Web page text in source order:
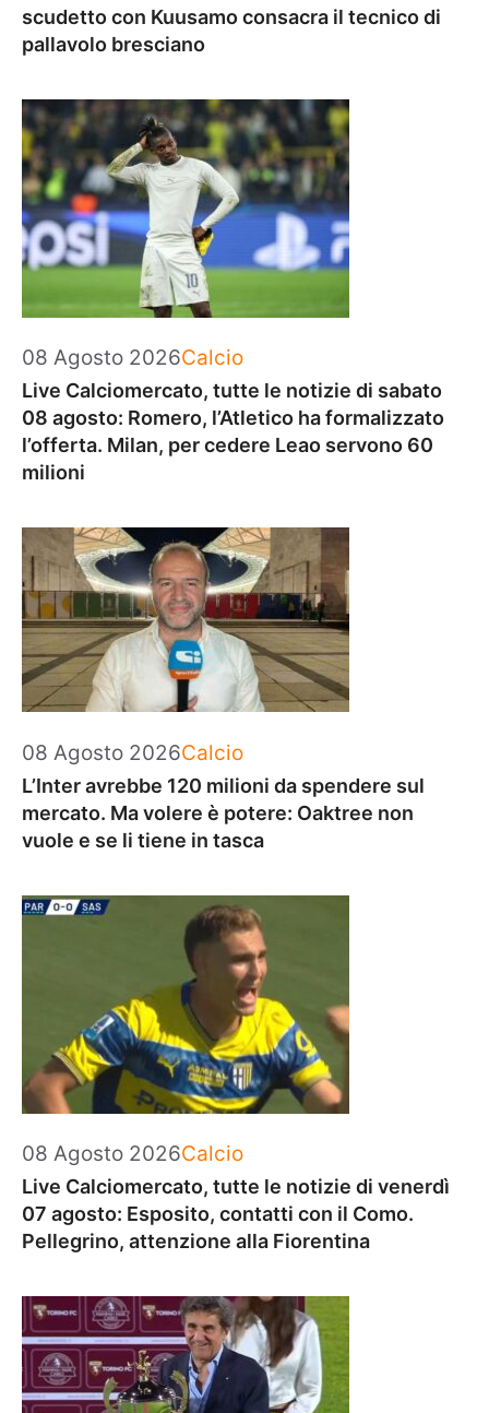
scudetto con Kuusamo consacra il tecnico di
pallavolo bresciano
08 Agosto 2026Categorie
Calcio
Live Calciomercato, tutte le notizie di sabato
08 agosto: Romero, l’Atletico ha formalizzato
l’offerta. Milan, per cedere Leao servono 60
milioni
08 Agosto 2026Categorie
Calcio
L’Inter avrebbe 120 milioni da spendere sul
mercato. Ma volere è potere: Oaktree non
vuole e se li tiene in tasca
08 Agosto 2026Categorie
Calcio
Live Calciomercato, tutte le notizie di venerdì
07 agosto: Esposito, contatti con il Como.
Pellegrino, attenzione alla Fiorentina